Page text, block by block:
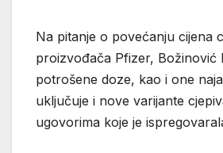
Na pitanje o povećanju cijena
proizvođača Pfizer, Božinović
potrošene doze, kao i one
uključuje i nove varijante
ugovorima koje je